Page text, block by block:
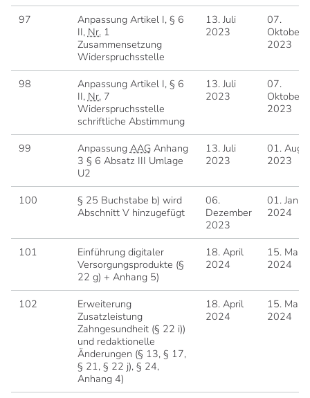
97
Anpassung Artikel I, § 6
II,Nr.1
Zusammensetzung
Widerspruchsstelle
13. Juli
2023
07.
Oktober
2023
98
Anpassung Artikel I, § 6
II,Nr.7
Widerspruchsstelle
schriftliche Abstimmung
13. Juli
2023
07.
Oktober
2023
99 Anpassung AAGAnhang
3 § 6 Absatz III Umlage
U2
13. Juli
2023
01.
2023
100
§ 25 Buchstabe b) wird
Abschnitt V hinzugefügt
06.
Dezember
2023
01.
2024
101
Einführung digitaler
Versorgungsprodukte (§
22 g) + Anhang 5)
18. April
2024
15. Mai
2024
102
Erweiterung
Zusatzleistung
Zahngesundheit (§ 22 i))
und redaktionelle
Änderungen (§ 13, § 17,
§ 21, § 22 j), § 24,
Anhang 4)
18. April
2024
15. Mai
2024